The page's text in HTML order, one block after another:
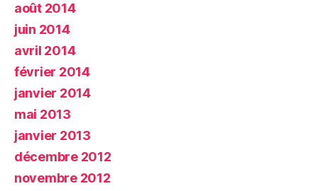
août 2014
juin 2014
avril 2014
février 2014
janvier 2014
mai 2013
janvier 2013
décembre 2012
novembre 2012